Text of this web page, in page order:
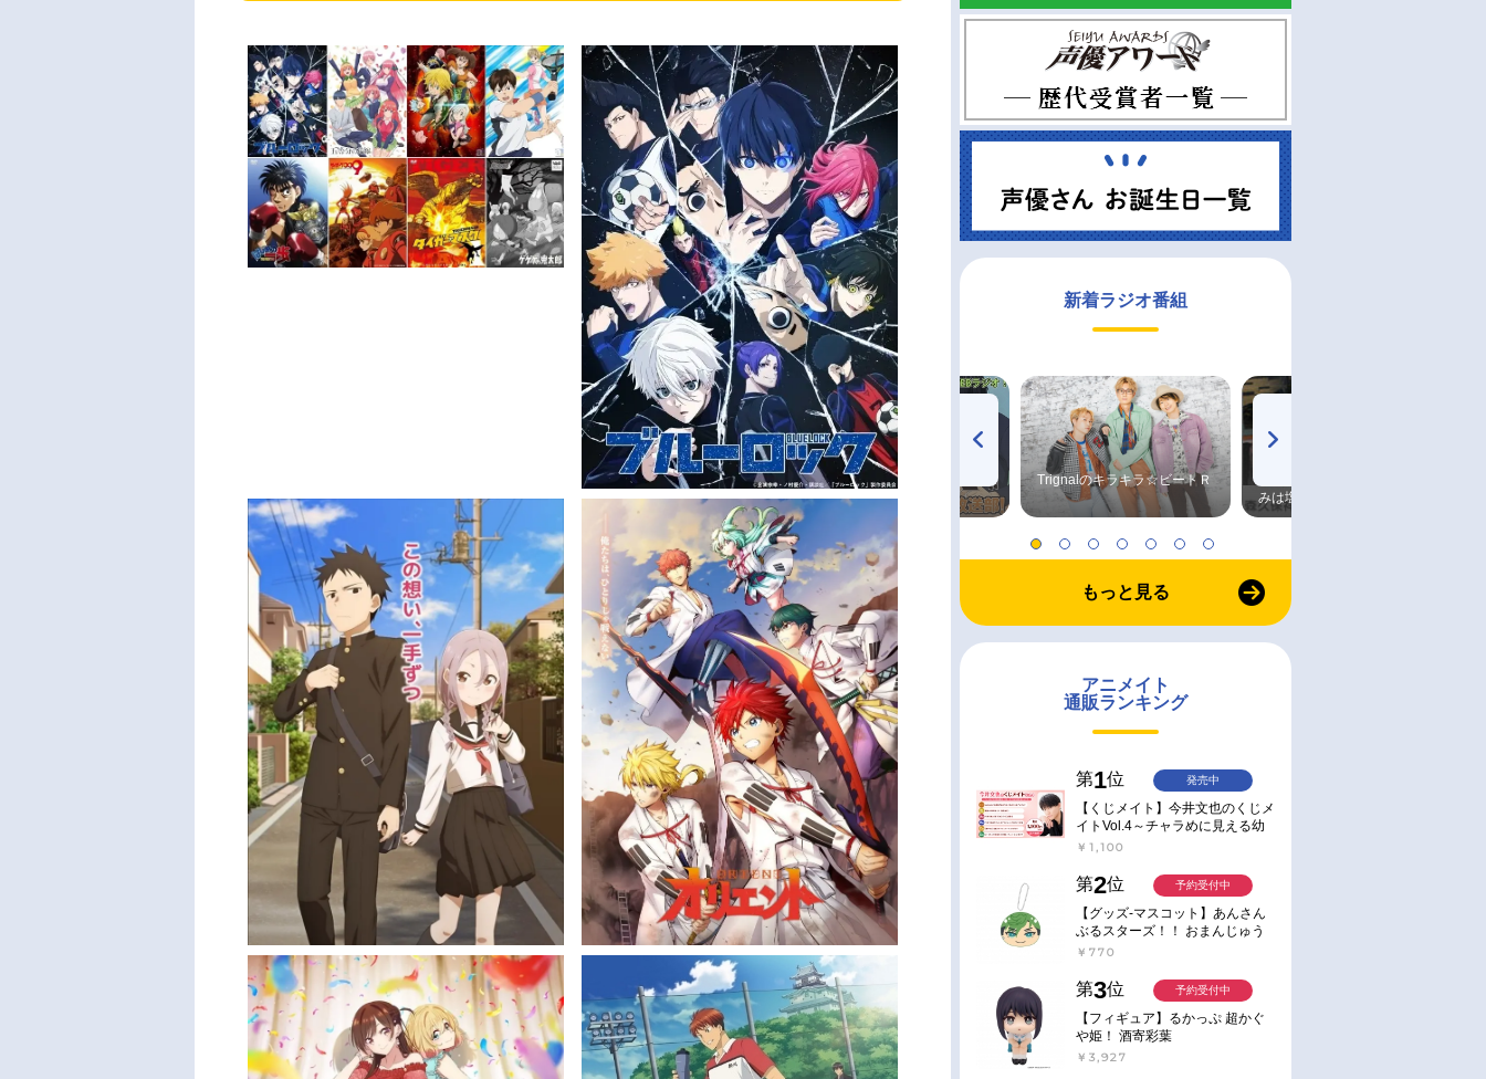
新着ラジオ番組
TVアニメ『戦隊大失格』
radio 大直会 2nd season
ハイキュー!! 烏野高校放送部! Trignalのキラキラ☆ビートＲ
みは塩だけ
もっと見る
アニメイト
通販ランキング
第1位
【くじメイト】今井文也のくじメ
イトVol.4～チャラめに見える幼
馴染、実は一途で独占欲が強いん
￥1,100
発売中
第2位
【グッズ-マスコット】あんさん
ぶるスターズ！！ おまんじゅう
にぎにぎマスコット ねくすと2
￥770
予約受付中
第3位
【フィギュア】るかっぷ 超かぐ
や姫！ 酒寄彩葉
￥3,927
予約受付中